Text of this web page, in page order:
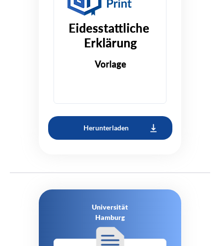
Herunterladen
Universität
Hamburg